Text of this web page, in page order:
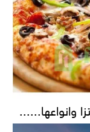
وانواعها......